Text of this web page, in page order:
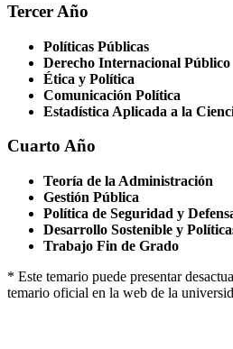
Tercer Año
Políticas Públicas
Derecho Internacional Público
Ética y Política
Comunicación Política
Estadística Aplicada a la
Cuarto Año
Teoría de la Administración
Gestión Pública
Política de Seguridad y
Desarrollo Sostenible y
Trabajo Fin de Grado
* Este temario puede presentar
temario oficial en la web de la